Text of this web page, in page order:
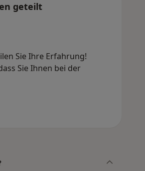
geteilt
Sie Ihre Erfahrung!
Sie Ihnen bei der